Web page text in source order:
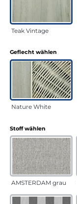
Teak Vintage
Geflecht wählen
Nature White
Stoff wählen
AMSTERDAM grau